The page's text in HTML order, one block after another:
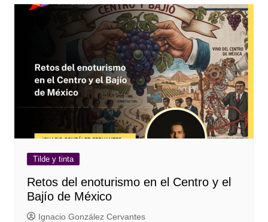
Tilde y tinta
Retos del enoturismo en el Centro y el
Bajío de México
Ignacio González Cervantes